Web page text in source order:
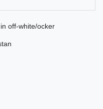
off-white/ocker